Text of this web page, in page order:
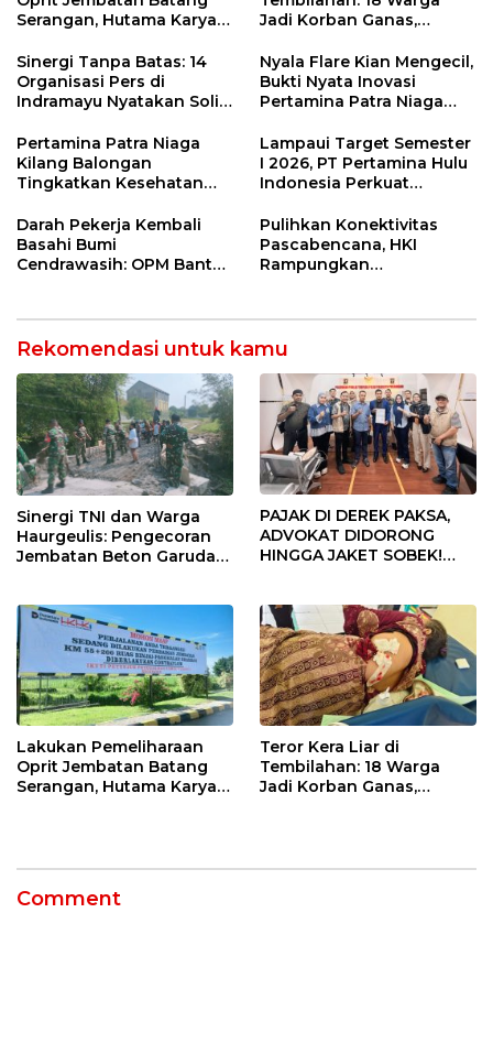
Serangan, Hutama Karya
55 Tol Binjai–Langsa
Jadi Korban Ganas,
12 Jahitan!
Sinergi Tanpa Batas: 14
Organisasi Pers di
Indramayu Nyatakan Solid
Nyala Flare Kian Mengecil,
Bukti Nyata Inovasi
Pertamina Patra Niaga
Net Zero Emission 2060
Pertamina Patra Niaga
Kilang Balongan
Tingkatkan Kesehatan
Pemeriksaan Kesehatan
Rutin dan Edukasi
Perawatan Gigi
Lampaui Target Semester
I 2026, PT Pertamina Hulu
Indonesia Perkuat
Nasional Lewat Inovasi &
Keselamatan Kerja
Darah Pekerja Kembali
Basahi Bumi
Cendrawasih: OPM Bantai
Pulihkan Konektivitas
Pascabencana, HKI
Rampungkan
Rekomendasi untuk kamu
Sinergi TNI dan Warga
Haurgeulis: Pengecoran
Jembatan Beton Garuda
PAJAK DI DEREK PAKSA,
ADVOKAT DIDORONG
HINGGA JAKET SOBEK!
Pekanbaru!
Lakukan Pemeliharaan
Oprit Jembatan Batang
Serangan, Hutama Karya
Teror Kera Liar di
Tembilahan: 18 Warga
Jadi Korban Ganas,
Comment